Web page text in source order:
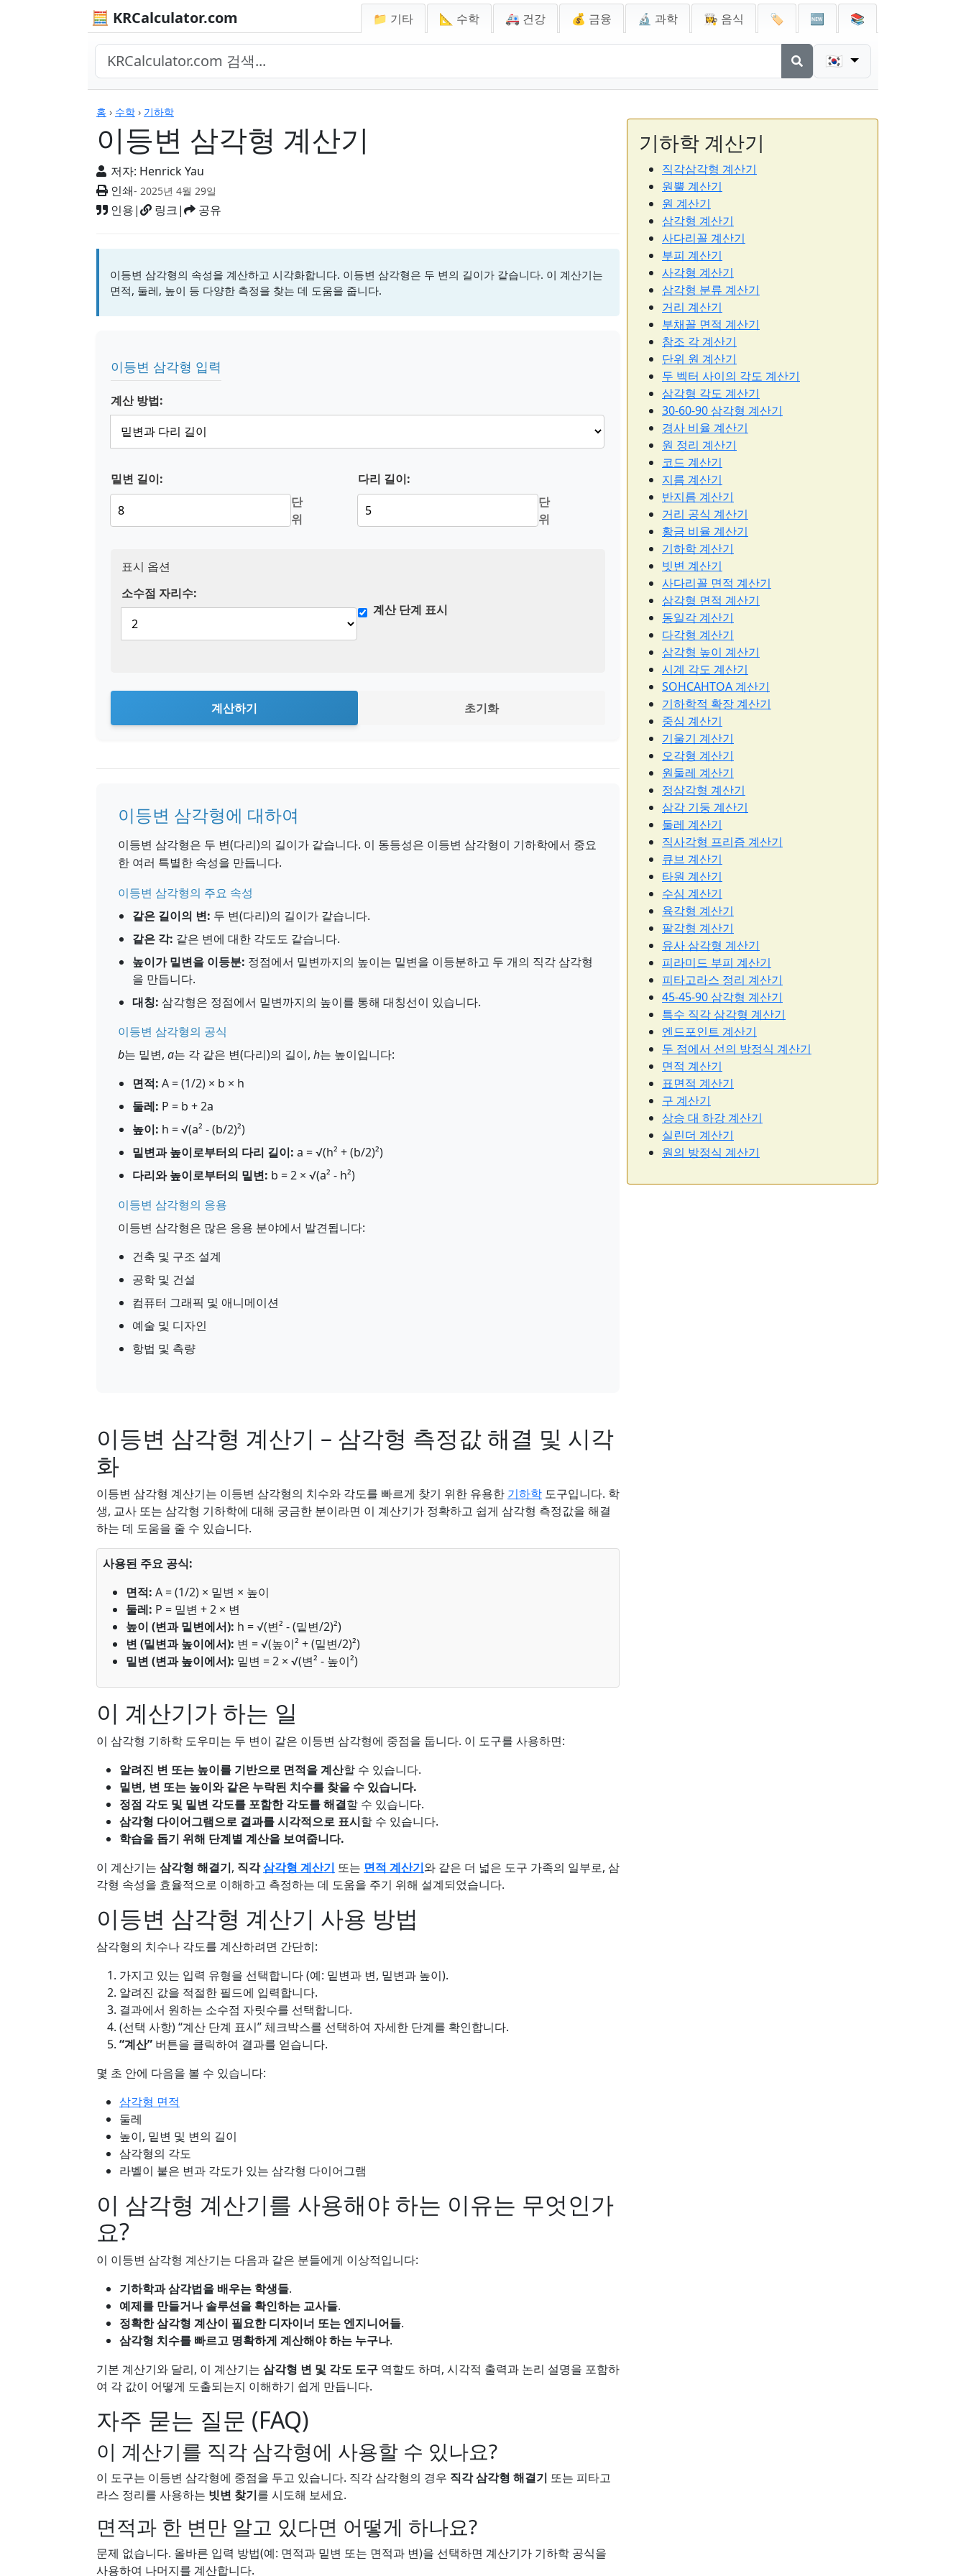
🧮 KRCalculator.com 📁 기타 📐 수학 🚑 건강 💰 금융 🔬 과학 👩‍🍳 음식 🏷️ 🆕 📚
🇰🇷
홈 › 수학 › 기하학
이등변 삼각형 계산기
저자: Henrick Yau
인쇄- 2025년 4월 29일
인용| 링크| 공유
계산기
이등변 삼각형의 속성을 계산하고 시각화합니다. 이등변 삼각형은 두 변의 길이가 같습니다. 이 계산기는
면적, 둘레, 높이 등 다양한 측정을 찾는 데 도움을 줍니다.
이등변 삼각형 입력
계산 방법:
밑변 길이:
단
위
다리 길이:
단
위
표시 옵션
소수점 자리수:
계산 단계 표시
계산하기 초기화
이등변 삼각형에 대하여
이등변 삼각형은 두 변(다리)의 길이가 같습니다. 이 동등성은 이등변 삼각형이 기하학에서 중요
한 여러 특별한 속성을 만듭니다.
이등변 삼각형의 주요 속성
같은 길이의 변: 두 변(다리)의 길이가 같습니다.
같은 각: 같은 변에 대한 각도도 같습니다.
높이가 밑변을 이등분: 정점에서 밑변까지의 높이는 밑변을 이등분하고 두 개의 직각 삼각형
을 만듭니다.
대칭: 삼각형은 정점에서 밑변까지의 높이를 통해 대칭선이 있습니다.
이등변 삼각형의 공식
b는 밑변, a는 각 같은 변(다리)의 길이, h는 높이입니다:
면적: A = (1/2) × b × h
둘레: P = b + 2a
높이: h = √(a² - (b/2)²)
밑변과 높이로부터의 다리 길이: a = √(h² + (b/2)²)
다리와 높이로부터의 밑변: b = 2 × √(a² - h²)
이등변 삼각형의 응용
이등변 삼각형은 많은 응용 분야에서 발견됩니다:
건축 및 구조 설계
공학 및 건설
컴퓨터 그래픽 및 애니메이션
예술 및 디자인
항법 및 측량
이등변 삼각형 계산기 – 삼각형 측정값 해결 및 시각
화
이등변 삼각형 계산기는 이등변 삼각형의 치수와 각도를 빠르게 찾기 위한 유용한 기하학 도구입니다. 학
생, 교사 또는 삼각형 기하학에 대해 궁금한 분이라면 이 계산기가 정확하고 쉽게 삼각형 측정값을 해결
하는 데 도움을 줄 수 있습니다.
사용된 주요 공식:
면적: A = (1/2) × 밑변 × 높이
둘레: P = 밑변 + 2 × 변
높이 (변과 밑변에서): h = √(변² - (밑변/2)²)
변 (밑변과 높이에서): 변 = √(높이² + (밑변/2)²)
밑변 (변과 높이에서): 밑변 = 2 × √(변² - 높이²)
이 계산기가 하는 일
이 삼각형 기하학 도우미는 두 변이 같은 이등변 삼각형에 중점을 둡니다. 이 도구를 사용하면:
알려진 변 또는 높이를 기반으로 면적을 계산할 수 있습니다.
밑변, 변 또는 높이와 같은 누락된 치수를 찾을 수 있습니다.
정점 각도 및 밑변 각도를 포함한 각도를 해결할 수 있습니다.
삼각형 다이어그램으로 결과를 시각적으로 표시할 수 있습니다.
학습을 돕기 위해 단계별 계산을 보여줍니다.
이 계산기는 삼각형 해결기, 직각삼각형 계산기 또는 면적 계산기와 같은 더 넓은 도구 가족의 일부로, 삼
각형 속성을 효율적으로 이해하고 측정하는 데 도움을 주기 위해 설계되었습니다.
이등변 삼각형 계산기 사용 방법
삼각형의 치수나 각도를 계산하려면 간단히:
가지고 있는 입력 유형을 선택합니다 (예: 밑변과 변, 밑변과 높이).
알려진 값을 적절한 필드에 입력합니다.
결과에서 원하는 소수점 자릿수를 선택합니다.
(선택 사항) “계산 단계 표시” 체크박스를 선택하여 자세한 단계를 확인합니다.
“계산” 버튼을 클릭하여 결과를 얻습니다.
몇 초 안에 다음을 볼 수 있습니다:
삼각형 면적
둘레
높이, 밑변 및 변의 길이
삼각형의 각도
라벨이 붙은 변과 각도가 있는 삼각형 다이어그램
이 삼각형 계산기를 사용해야 하는 이유는 무엇인가
요?
이 이등변 삼각형 계산기는 다음과 같은 분들에게 이상적입니다:
기하학과 삼각법을 배우는 학생들.
예제를 만들거나 솔루션을 확인하는 교사들.
정확한 삼각형 계산이 필요한 디자이너 또는 엔지니어들.
삼각형 치수를 빠르고 명확하게 계산해야 하는 누구나.
기본 계산기와 달리, 이 계산기는 삼각형 변 및 각도 도구 역할도 하며, 시각적 출력과 논리 설명을 포함하
여 각 값이 어떻게 도출되는지 이해하기 쉽게 만듭니다.
자주 묻는 질문 (FAQ)
이 계산기를 직각 삼각형에 사용할 수 있나요?
이 도구는 이등변 삼각형에 중점을 두고 있습니다. 직각 삼각형의 경우 직각 삼각형 해결기 또는 피타고
라스 정리를 사용하는 빗변 찾기를 시도해 보세요.
면적과 한 변만 알고 있다면 어떻게 하나요?
문제 없습니다. 올바른 입력 방법(예: 면적과 밑변 또는 면적과 변)을 선택하면 계산기가 기하학 공식을
사용하여 나머지를 계산합니다.
기하학 계산기
직각삼각형 계산기
원뿔 계산기
원 계산기
삼각형 계산기
사다리꼴 계산기
부피 계산기
사각형 계산기
삼각형 분류 계산기
거리 계산기
부채꼴 면적 계산기
참조 각 계산기
단위 원 계산기
두 벡터 사이의 각도 계산기
삼각형 각도 계산기
30-60-90 삼각형 계산기
경사 비율 계산기
원 정리 계산기
코드 계산기
지름 계산기
반지름 계산기
거리 공식 계산기
황금 비율 계산기
기하학 계산기
빗변 계산기
사다리꼴 면적 계산기
삼각형 면적 계산기
동일각 계산기
다각형 계산기
삼각형 높이 계산기
시계 각도 계산기
SOHCAHTOA 계산기
기하학적 확장 계산기
중심 계산기
기울기 계산기
오각형 계산기
원둘레 계산기
정삼각형 계산기
삼각 기둥 계산기
둘레 계산기
직사각형 프리즘 계산기
큐브 계산기
타원 계산기
수심 계산기
육각형 계산기
팔각형 계산기
유사 삼각형 계산기
피라미드 부피 계산기
피타고라스 정리 계산기
45-45-90 삼각형 계산기
특수 직각 삼각형 계산기
엔드포인트 계산기
두 점에서 선의 방정식 계산기
면적 계산기
표면적 계산기
구 계산기
상승 대 하강 계산기
실린더 계산기
원의 방정식 계산기